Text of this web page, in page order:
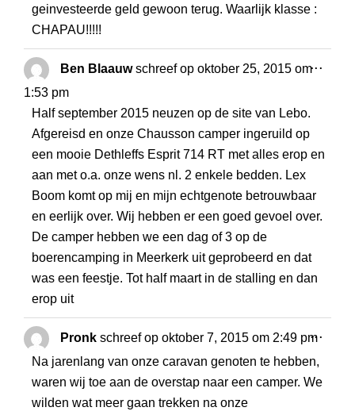
geinvesteerde geld gewoon terug. Waarlijk klasse :
CHAPAU!!!!!
Ben Blaauwschreef op oktober 25, 2015 om
1:53 pm
Half september 2015 neuzen op de site van Lebo.
Afgereisd en onze Chausson camper ingeruild op
een mooie Dethleffs Esprit 714 RT met alles erop en
aan met o.a. onze wens nl. 2 enkele bedden. Lex
Boom komt op mij en mijn echtgenote betrouwbaar
en eerlijk over. Wij hebben er een goed gevoel over.
De camper hebben we een dag of 3 op de
boerencamping in Meerkerk uit geprobeerd en dat
was een feestje. Tot half maart in de stalling en dan
erop uit
...
Pronk schreef op oktober 7, 2015 om 2:49 pm
Na jarenlang van onze caravan genoten te hebben,
waren wij toe aan de overstap naar een camper. We
wilden wat meer gaan trekken na onze
...